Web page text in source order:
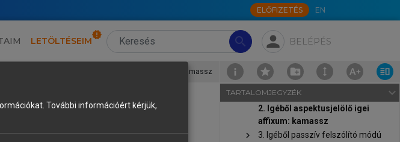
ELŐFIZETÉS EN
search person BELÉPÉS
LETÖLTÉSEIM
2. Igéből aspektusjelölő igei affixum: kamassz
TARTALOMJEGYZÉK navigate_next
Szerkesztői bevezetés
I. Nyugat-uráli alapnyelv: egy
hangtörténetileg problematikus
feltevés
chevron_right
II. Igéből igei affixum – a
grammatikalizáció ritka esete uráli
nyelvekben
1. Bevezetés
2. Igéből aspektusjelölő igei
affixum: kamassz
chevron_right
3. Igéből passzív felszólító módú
További információért kérjük,